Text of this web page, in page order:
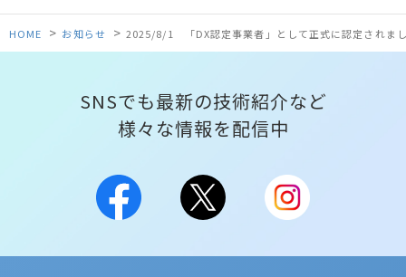
HOME > お知らせ > 2025/8/1 「DX認定事業者」として正式に認定されま
SNSでも最新の技術紹介など
様々な情報を配信中